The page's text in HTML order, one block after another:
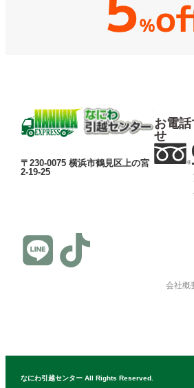
〒230-0075 横浜市鶴見区上の宮
2-19-25
お電
せ
会社概
なにわ引越センター All Rights Reserved.